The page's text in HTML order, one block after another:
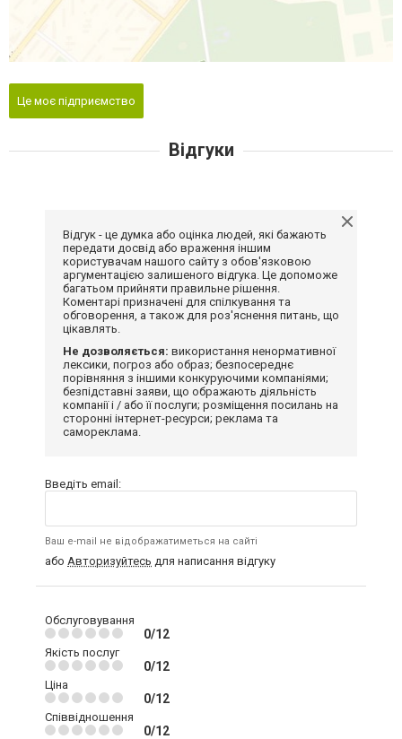
Це моє підприємство
Відгуки
Відгук - це думка або оцінка людей, які бажають
передати досвід або враження іншим
користувачам нашого сайту з обов'язковою
аргументацією залишеного відгука. Це допоможе
багатьом прийняти правильне рішення.
Коментарі призначені для спілкування та
обговорення, а також для роз'яснення питань, що
цікавлять.
Не дозволяється: використання ненормативної
лексики, погроз або образ; безпосереднє
порівняння з іншими конкуруючими компаніями;
безпідставні заяви, що ображають діяльність
компанії і / або її послуги; розміщення посилань на
сторонні інтернет-ресурси; реклама та
самореклама.
Введіть email:
Ваш e-mail не відображатиметься на сайті
або Авторизуйтесь для написання відгуку
Обслуговування
0/12
Якість послуг
0/12
Ціна
0/12
Співвідношення
0/12